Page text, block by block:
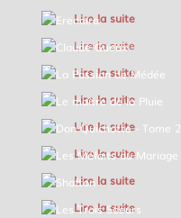
Lire la suite
Lire la suite
Lire la suite
Lire la suite
Lire la suite
Lire la suite
Lire la suite
Lire la suite